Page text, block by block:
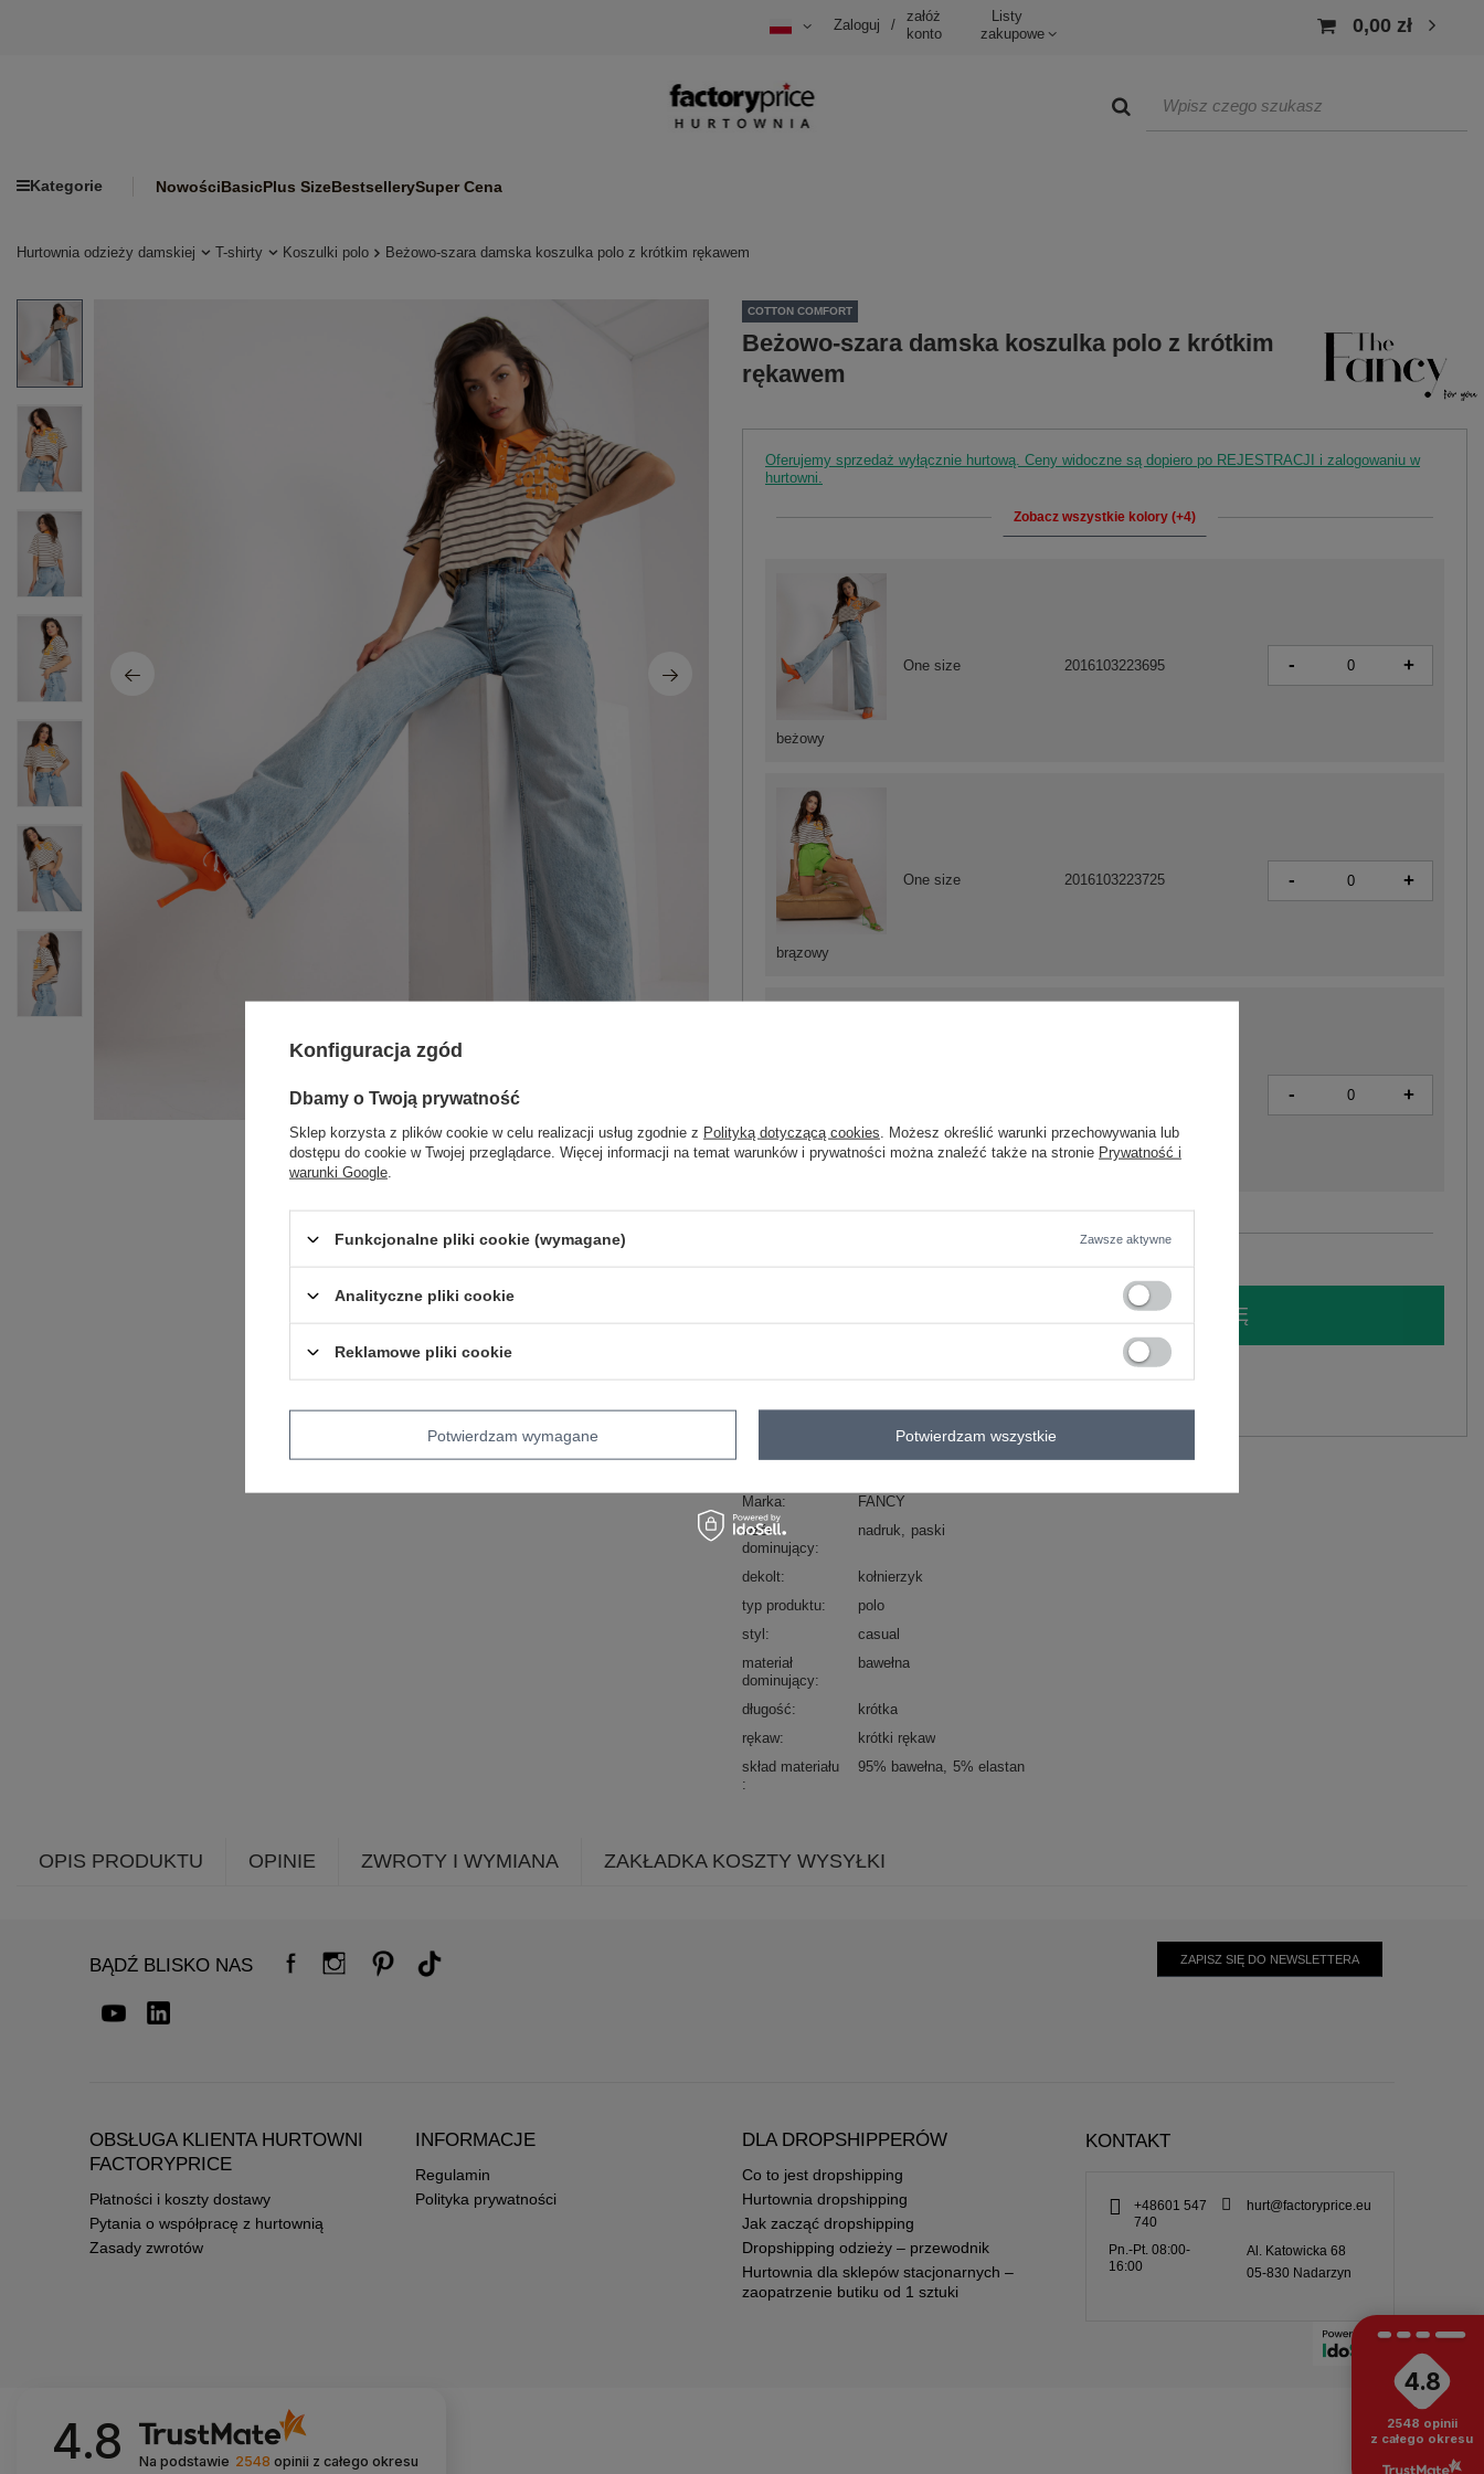
Zaloguj /
załóż
konto
Listy
zakupowe
0,00 zł
Kategorie NowościBasicPlus SizeBestsellerySuper Cena
Hurtownia odzieży damskiej T-shirty Koszulki polo Beżowo-szara damska koszulka polo z krótkim rękawem
COTTON COMFORT
Beżowo-szara damska koszulka polo z krótkim
rękawem
Oferujemy sprzedaż wyłącznie hurtową. Ceny widoczne są dopiero po REJESTRACJI i zalogowaniu w
hurtowni.
Zobacz wszystkie kolory (+4)
brązowy
One size 2016103223725 - +
beżowy
One size 2016103223695 - +
- +
Zobacz wszystkie kolory (+4)
ZALOGUJ SIĘ I ZOBACZ CENĘ
Marka
FANCY
wzór
dominujący
nadruk paski
dekolt
kołnierzyk
typ produktu
polo
styl
casual
materiał
dominujący
bawełna
długość
krótka
rękaw
krótki rękaw
skład materiału
95% bawełna 5% elastan
OPIS PRODUKTU OPINIE ZWROTY I WYMIANA ZAKŁADKA KOSZTY WYSYŁKI
BĄDŹ BLISKO NAS ZAPISZ SIĘ DO NEWSLETTERA
OBSŁUGA KLIENTA HURTOWNI
FACTORYPRICE
Płatności i koszty dostawy
Pytania o współpracę z hurtownią
Zasady zwrotów
INFORMACJE
Regulamin
Polityka prywatności
DLA DROPSHIPPERÓW
Co to jest dropshipping
Hurtownia dropshipping
Jak zacząć dropshipping
Dropshipping odzieży – przewodnik
Hurtownia dla sklepów stacjonarnych –
zaopatrzenie butiku od 1 sztuki
KONTAKT
+48601 547
740
hurt@factoryprice.eu
Pn.-Pt. 08:00-
16:00
Al. Katowicka 68
05-830 Nadarzyn
4.8 Na podstawie 2548 opinii z całego okresu
4.8
2548 opinii
z całego okresu
Konfiguracja zgód
Dbamy o Twoją prywatność
Sklep korzysta z plików cookie w celu realizacji usług zgodnie z Polityką dotyczącą cookies . Możesz określić warunki przechowywania lub
dostępu do cookie w Twojej przeglądarce. Więcej informacji na temat warunków i prywatności można znaleźć także na stronie Prywatność i
warunki Google
Funkcjonalne pliki cookie (wymagane) Zawsze aktywne
Analityczne pliki cookie
Reklamowe pliki cookie
Potwierdzam wymagane Potwierdzam wszystkie